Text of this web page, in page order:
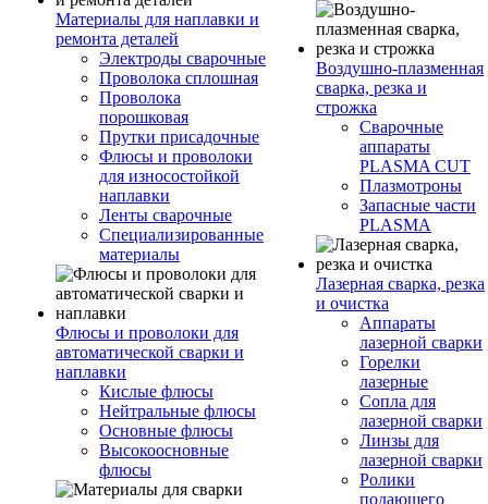
Материалы для наплавки и
ремонта деталей
Электроды сварочные
Проволока сплошная
Проволока
порошковая
Прутки присадочные
Флюсы и проволоки
для износостойкой
наплавки
Ленты сварочные
Специализированные
материалы
Флюсы и проволоки для
автоматической сварки и
наплавки
Кислые флюсы
Нейтральные флюсы
Основные флюсы
Высокоосновные
флюсы
Воздушно-плазменная
сварка, резка и
строжка
Сварочные
аппараты
PLASMA CUT
Плазмотроны
Запасные части
PLASMA
Лазерная сварка, резка
и очистка
Аппараты
лазерной сварки
Горелки
лазерные
Сопла для
лазерной сварки
Линзы для
лазерной сварки
Ролики
подающего